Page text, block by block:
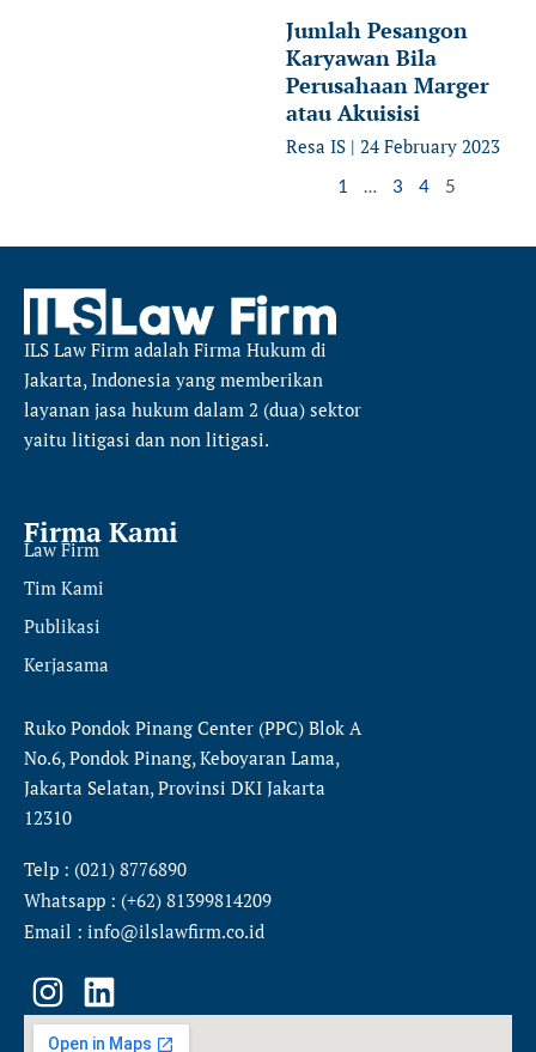
Jumlah Pesangon
Karyawan Bila
Perusahaan Marger
atau Akuisisi
Resa IS 24 February 2023
1 3 4 5
ILS Law Firm adalah Firma Hukum di
Jakarta, Indonesia yang memberikan
layanan jasa hukum dalam 2 (dua) sektor
yaitu litigasi dan non litigasi.
Firma Kami
Law Firm
Tim Kami
Publikasi
Kerjasama
Ruko Pondok Pinang Center (PPC) Blok A
No.6, Pondok Pinang, Keboyaran Lama,
Jakarta Selatan, Provinsi DKI Jakarta
12310
Telp : (021) 8776890
Whatsapp : (+62) 81399814209
Email : info@ilslawfirm.co.id
I
n
L
i